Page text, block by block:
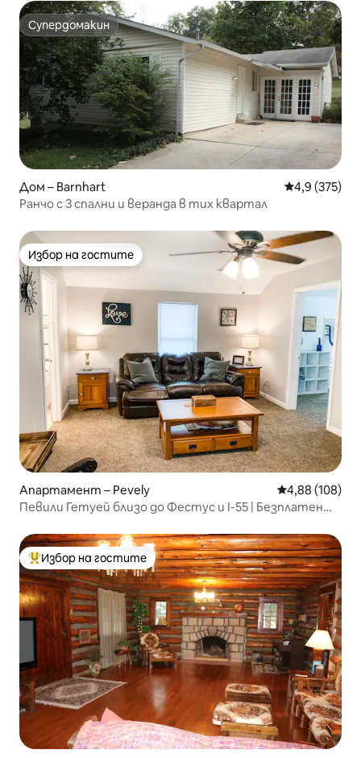
Супердомакин
Супердомакин
Дом – Barnhart Средна
4,9 (375)
Ранчо с 3 спални и веранда в тих квартал
Избор на гостите
Избор на гостите
Апартамент – Pevely Средна
4,88 (108)
Певили Гетуей близо до Фестус и I-55 | Безплатен
Най-популярен избор на гостите
Избор на гостите